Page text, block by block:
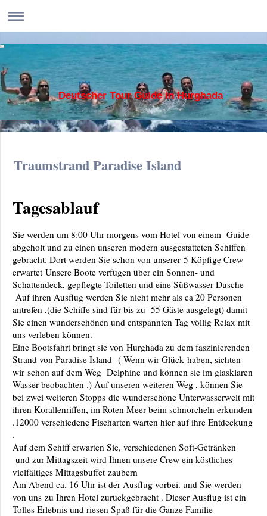
Deutscher Tour Guide in Hurghada
Traumstrand Paradise Island
Tagesablauf
Sie werden um 8:00 Uhr morgens vom Hotel von einem Guide
abgeholt und zu einen unseren modern ausgestatteten Schiffen
gebracht. Dort werden Sie schon von unserer 5 Köpfige Crew
erwartet Unsere Boote verfügen über ein Sonnen- und
Schattendeck, gepflegte Toiletten und eine Süßwasser Dusche
Auf ihren Ausflug werden Sie nicht mehr als ca 20 Personen
antrefen ,(die Schiffe sind für bis zu 55 Gäste ausgelegt) damit
Sie einen wunderschönen und entspannten Tag völlig Relax mit
uns verleben können.
Eine Bootsfahrt bringt sie von Hurghada zu dem faszinierenden
Strand von Paradise Island ( Wenn wir Glück haben, sichten
wir schon auf dem Weg Delphine und können sie im glasklaren
Wasser beobachten .) Auf unseren weiteren Weg , können Sie
bei zwei weiteren Stopps die wunderschöne Unterwasserwelt mit
ihren Korallenriffen, im Roten Meer beim schnorcheln erkunden
.12000 verschiedene Fischarten warten hier auf ihre Entdeckung
.
Auf dem Schiff erwarten Sie, verschiedenen Soft-Getränken
und zur Mittagszeit wird Ihnen unsere Crew ein köstliches
vielfältiges Mittagsbuffet zaubern
Am Abend ca. 16 Uhr ist der Ausflug vorbei. und Sie werden
von uns zu Ihren Hotel zurückgebracht . Dieser Ausflug ist ein
Tolles Erlebnis und riesen Spaß für die Ganze Familie